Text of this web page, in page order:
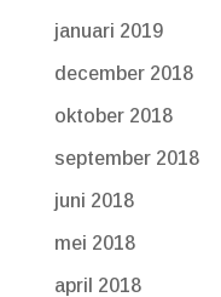
januari 2019
december 2018
oktober 2018
september 2018
juni 2018
mei 2018
april 2018